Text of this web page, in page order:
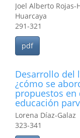
Joel Alberto
Huarcaya
291-321
pdf
Desarrollo del
¿cómo se
propuestos
educación
Lorena Díaz-Galaz
323-341